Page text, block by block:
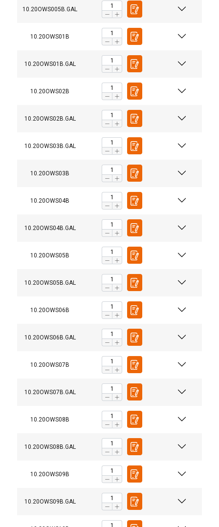
10.20OWS005B.GAL
10.20OWS01B
10.20OWS01B.GAL
10.20OWS02B
10.20OWS02B.GAL
10.20OWS03B.GAL
10.20OWS03B
10.20OWS04B
10.20OWS04B.GAL
10.20OWS05B
10.20OWS05B.GAL
10.20OWS06B
10.20OWS06B.GAL
10.20OWS07B
10.20OWS07B.GAL
10.20OWS08B
10.20OWS08B.GAL
10.20OWS09B
10.20OWS09B.GAL